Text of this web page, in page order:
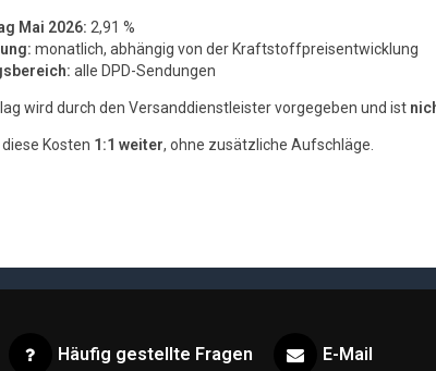
Mai 2026: 2,91 %
monatlich, abhängig von der Kraftstoffpreisentwicklung
alle DPD-Sendungen
wird durch den Versanddienstleister vorgegeben und ist
Kosten 1:1 weiter, ohne zusätzliche Aufschläge.
Häufig gestellte Fragen
E-Mail